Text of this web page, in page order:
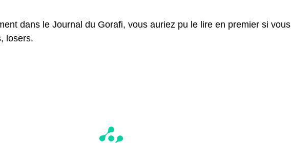
dans le Journal du Gorafi, vous auriez pu le lire en premier si vous
losers.